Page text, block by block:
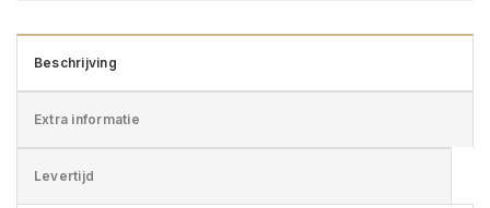
Beschrijving
Extra informatie
Levertijd